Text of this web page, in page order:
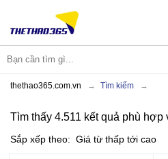
thethao365.com.vn Tìm kiếm
Tìm thấy 4.511 kết quả phù hợp
Sắp xếp theo: